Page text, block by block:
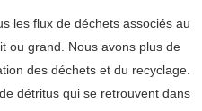
les flux de déchets associés au
ou grand. Nous avons plus de
des déchets et du recyclage.
détritus qui se retrouvent dans